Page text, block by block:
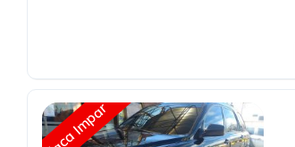
Placa Impar